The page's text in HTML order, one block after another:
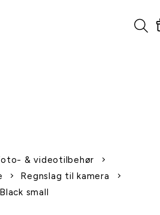
& videotilbehør
Regnslag til kamera
small